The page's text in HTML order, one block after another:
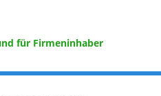
für Firmeninhaber